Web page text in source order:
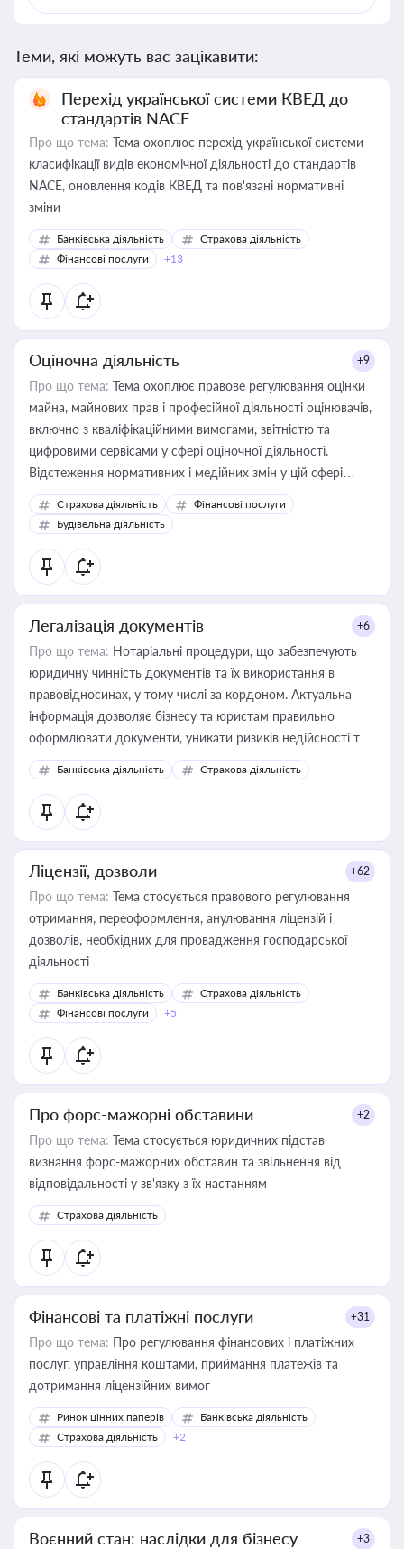
Теми, які можуть вас зацікавити:
Перехід української системи КВЕД до
стандартів NACE
Про що тема: Тема охоплює перехід української системи
класифікації видів економічної діяльності до стандартів
NACE, оновлення кодів КВЕД та пов'язані нормативні
зміни
Банківська діяльність
Страхова діяльність
Фінансові послуги
+13
Оціночна діяльність +9
Про що тема: Тема охоплює правове регулювання оцінки
майна, майнових прав і професійної діяльності оцінювачів,
включно з кваліфікаційними вимогами, звітністю та
цифровими сервісами у сфері оціночної діяльності.
Відстеження нормативних і медійних змін у цій сфері
корисне для власника бізнесу, керівника, юриста або
бухгалтера під час оподаткування, приватизації, оренди
державного майна, корпоративних угод і перевірки
статусу суб'єктів оціночної діяльності
Страхова діяльність
Фінансові послуги
Будівельна діяльність
Легалізація документів +6
Про що тема: Нотаріальні процедури, що забезпечують
юридичну чинність документів та їх використання в
правовідносинах, у тому числі за кордоном. Актуальна
інформація дозволяє бізнесу та юристам правильно
оформлювати документи, уникати ризиків недійсності та
забезпечувати їх належне прийняття органами влади та
контрагентами
Банківська діяльність Страхова діяльність
Ліцензії, дозволи +62
Про що тема: Тема стосується правового регулювання
отримання, переоформлення, анулювання ліцензій і
дозволів, необхідних для провадження господарської
діяльності
Банківська діяльність
Страхова діяльність
Фінансові послуги
+5
Про форс-мажорні обставини +2
Про що тема: Тема стосується юридичних підстав
визнання форс-мажорних обставин та звільнення від
відповідальності у зв'язку з їх настанням
Страхова діяльність
Фінансові та платіжні послуги +31
Про що тема: Про регулювання фінансових і платіжних
послуг, управління коштами, приймання платежів та
дотримання ліцензійних вимог
Ринок цінних паперів
Банківська діяльність
Страхова діяльність
+2
Воєнний стан: наслідки для бізнесу +3